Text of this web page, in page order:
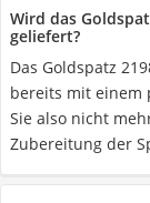
Wird das
geliefert?
Das Goldspatz
bereits mit einem
Sie also nicht
Zubereitung der